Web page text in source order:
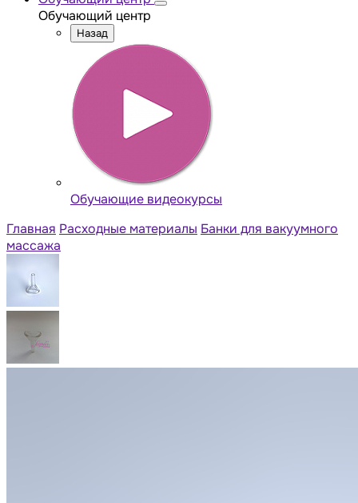
Обучающий центр
Назад
Обучающие видеокурсы
Главная Расходные материалы Банки для вакуумного
массажа